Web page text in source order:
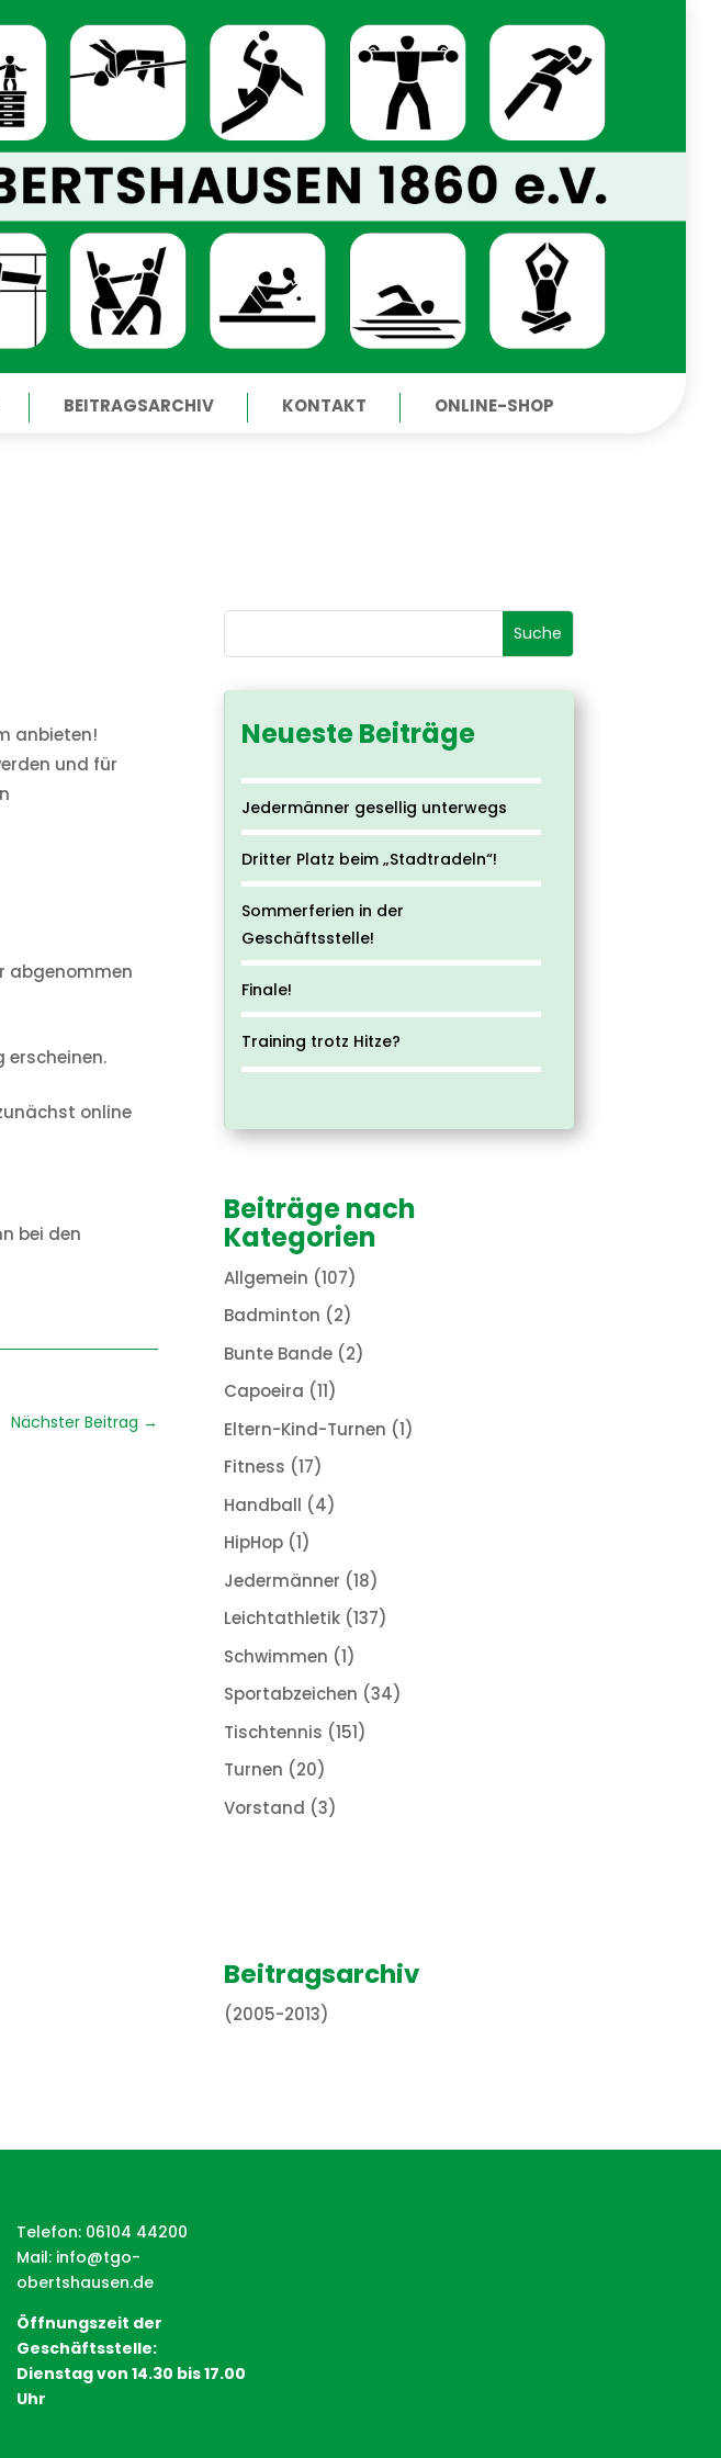
BEITRAGSARCHIV KONTAKT ONLINE-SHOP
anbieten!
und für
abgenommen
erscheinen.
online
bei den
Nächster Beitrag →
Neueste Beiträge
Jedermänner gesellig unterwegs
Dritter Platz beim „Stadtradeln“!
Sommerferien in der
Geschäftsstelle!
Finale!
Training trotz Hitze?
Beiträge nach
Kategorien
Allgemein (107)
Badminton (2)
Bunte Bande(2)
Capoeira (11)
Eltern-Kind-Turnen (1)
Fitness (17)
Handball (4)
HipHop(1)
Jedermänner (18)
Leichtathletik(137)
Schwimmen (1)
Sportabzeichen (34)
Tischtennis (151)
Turnen (20)
Vorstand (3)
Beitragsarchiv
(2005-2013)
Telefon: 06104 44200
Mail: info@tgo-
obertshausen.de
Öffnungszeit der
Geschäftsstelle:
Dienstag von 14.30 bis 17.00
Uhr